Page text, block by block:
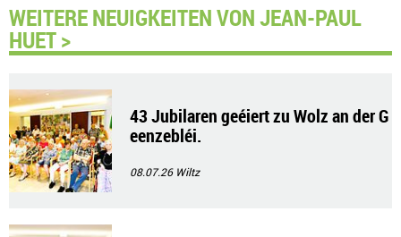
WEITERE NEUIGKEITEN VON JEAN-PAUL
HUET >
43 Jubilaren geéiert zu Wolz an der G
eenzebléi.
08.07.26 Wiltz